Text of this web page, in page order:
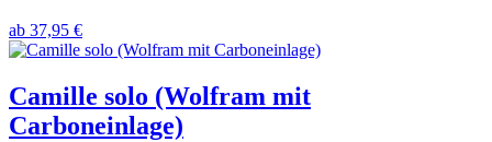
ab 37,95 €
Camille solo (Wolfram mit
Carboneinlage)